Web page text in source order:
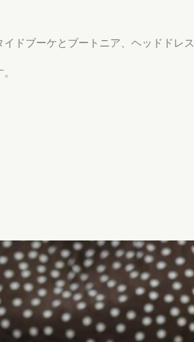
ドブーケとブートニア、ヘッドドレス